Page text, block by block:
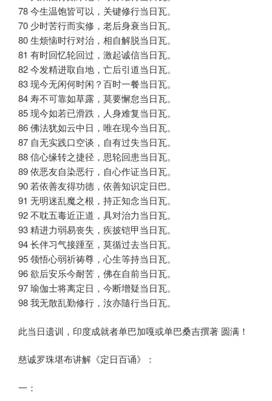
78 今生温饱皆可以，关键修行当日瓦。
70 少时苦行而实修，老后身衰当日瓦。
80 生烦恼时行对治，相自解脱当日瓦。
81 有时回忆轮回过，激起诚信当日瓦。
82 今发精进取自地，亡后引道当日瓦。
83 现今无闲何时闲？百时一餐当日瓦。
84 寿不可靠如草露，莫要懈怠当日瓦。
85 现今如若已滑跌，人身难复当日瓦。
86 佛法犹如云中日，唯在现今当日瓦。
87 自无实践口空谈，自有过失当日瓦。
88 信心缘转之捷径，思轮回患当日瓦。
89 依恶友自染恶行，自心作证当日瓦。
90 若依善友得功德，依善知识定日巴。
91 无明迷乱魔之根，持正知念当日瓦。
92 不耽五毒近正道，具对治力当日瓦。
93 精进力弱易丧失，疾披铠甲当日瓦。
94 长伴习气接踵至，莫循过去当日瓦。
95 领悟心弱祈祷尊，心生等持当日瓦。
96 欲后安乐今耐苦，佛在自前当日瓦。
97 瑜伽士将离定日，今断增疑当日瓦。
98 我无散乱勤修行，汝亦隨行当日瓦。
此当日遗训，印度成就者单巴加嘎或单巴桑吉撰著 圆满！
慈诚罗珠堪布讲解《定日百诵》：
一：